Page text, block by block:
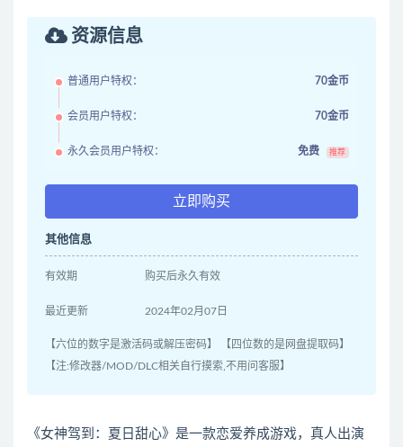
资源信息
普通用户特权： 70金币
会员用户特权： 70金币
永久会员用户特权： 免费 推荐
立即购买
其他信息
有效期 购买后永久有效
最近更新 2024年02月07日
【六位的数字是激活码或解压密码】 【四位数的是网盘提取码】
【注:修改器/MOD/DLC相关自行摸索,不用问客服】
《女神驾到：夏日甜心》是一款恋爱养成游戏，真人出演